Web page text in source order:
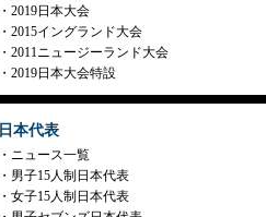
2019日本大会
2015イングランド大会
2011ニュージーランド大会
2019日本大会特設
日本代表
ニュース一覧
男子15人制日本代表
女子15人制日本代表